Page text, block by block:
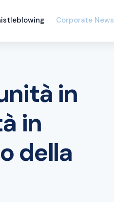
Corporate News
in
in
della